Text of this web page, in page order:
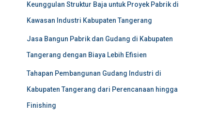
Keunggulan Struktur Baja untuk Proyek Pabrik di
Kawasan Industri Kabupaten Tangerang
Jasa Bangun Pabrik dan Gudang di Kabupaten
Tangerang dengan Biaya Lebih Efisien
Tahapan Pembangunan Gudang Industri di
Kabupaten Tangerang dari Perencanaan hingga
Finishing